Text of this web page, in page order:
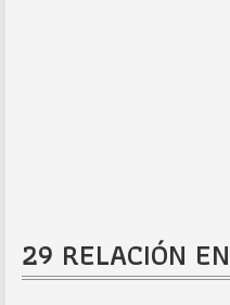
29 RELACIÓN